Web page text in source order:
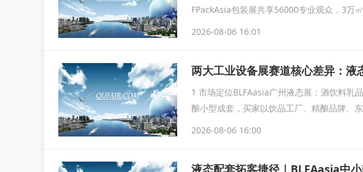
FPackAsia包装展共享56000专业观众，3万
2026-08-06 16:01
1 市场定位BLFAasia广州液态展：酒饮料乳
酿小型成套，买家以饮品工厂、精酿品牌、
2026-08-06 16:00
液态配套拓客捷径｜BLFAasia中